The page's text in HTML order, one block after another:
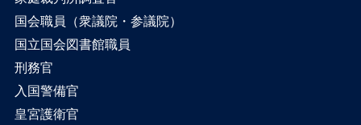
国会職員（衆議院・参議院）
国立国会図書館職員
刑務官
入国警備官
皇宮護衛官